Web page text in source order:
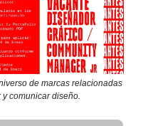
de marcas relacionadas
comunicar diseño.